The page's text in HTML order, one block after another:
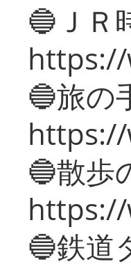
🔵ＪＲ
🔵旅の
🔵散歩
🔵鉄道